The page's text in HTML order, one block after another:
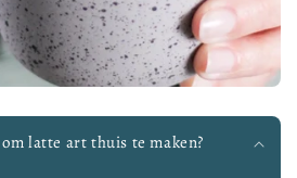
latte art thuis te maken?